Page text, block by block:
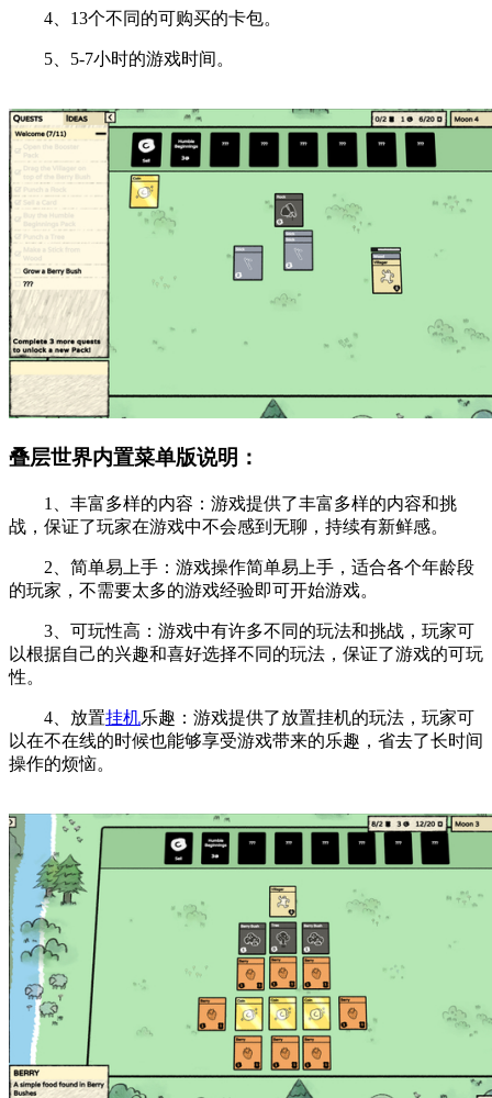
4、13个不同的可购买的卡包。
5、5-7小时的游戏时间。
叠层世界内置菜单版说明：
1、丰富多样的内容：游戏提供了丰富多样的内容和挑
战，保证了玩家在游戏中不会感到无聊，持续有新鲜感。
2、简单易上手：游戏操作简单易上手，适合各个年龄段
的玩家，不需要太多的游戏经验即可开始游戏。
3、可玩性高：游戏中有许多不同的玩法和挑战，玩家可
以根据自己的兴趣和喜好选择不同的玩法，保证了游戏的可玩
性。
4、放置挂机乐趣：游戏提供了放置挂机的玩法，玩家可
以在不在线的时候也能够享受游戏带来的乐趣，省去了长时间
操作的烦恼。